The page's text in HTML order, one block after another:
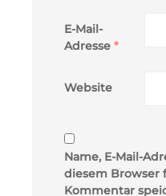
E-Mail-
Adresse *
Website
Name, E-Mail-
diesem Browser
Kommentar